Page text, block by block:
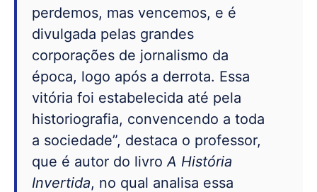
perdemos, mas vencemos, e é
divulgada pelas grandes
corporações de jornalismo da
época, logo após a derrota. Essa
vitória foi estabelecida até pela
historiografia, convencendo a toda
a sociedade”, destaca o professor,
que é autor do livroA História
Invertida, no qual analisa essa